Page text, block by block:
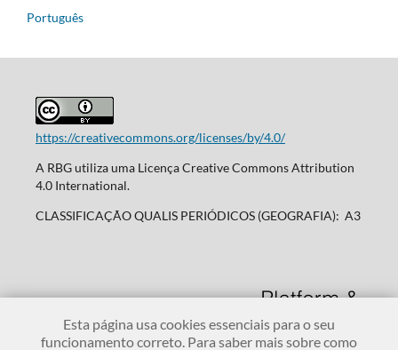
Português
https://creativecommons.org/licenses/by/4.0/
A RBG utiliza uma Licença Creative Commons Attribution
4.0 International.
CLASSIFICAÇÃO QUALIS PERIÓDICOS (GEOGRAFIA): A3
Esta página usa cookies essenciais para o seu
funcionamento correto. Para saber mais sobre como